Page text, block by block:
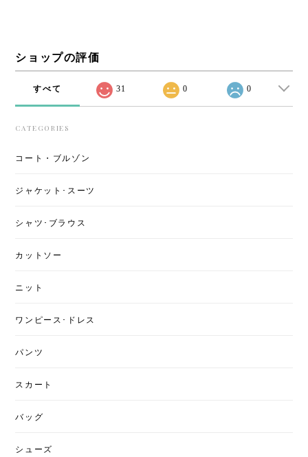
ショップの評価
すべて 31 0 0
CATEGORIES
コート・ブルゾン
ジャケット･スーツ
シャツ･ブラウス
カットソー
ニット
ワンピース･ドレス
パンツ
スカート
バッグ
シューズ